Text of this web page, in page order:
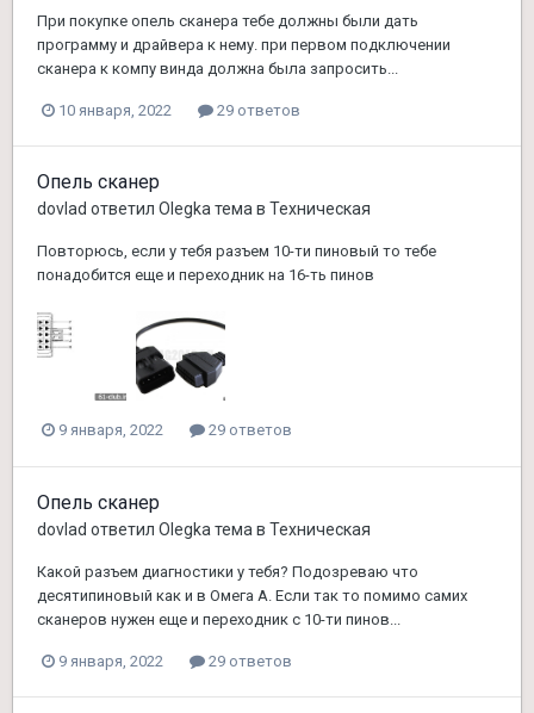
При покупке опель сканера тебе должны были дать
программу и драйвера к нему. при первом подключении
сканера к компу винда должна была запросить...
10 января, 2022 29 ответов
Опель сканер
dovlad ответил Olegka тема в Техническая
Повторюсь, если у тебя разъем 10-ти пиновый то тебе
понадобится еще и переходник на 16-ть пинов
9 января, 2022 29 ответов
Опель сканер
dovlad ответил Olegka тема в Техническая
Какой разъем диагностики у тебя? Подозреваю что
десятипиновый как и в Омега А. Если так то помимо самих
сканеров нужен еще и переходник с 10-ти пинов...
9 января, 2022 29 ответов